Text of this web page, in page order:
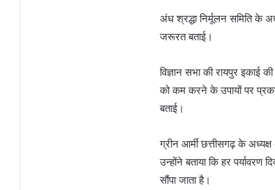
अंध श्रद्धा निर्मूलन समिति के
जरूरत बताई।
विज्ञान सभा की रायपुर
को कम करने के उपायों पर
बताई।
ग्रीन आर्मी छत्तीसगढ़ के अध्यक्ष
उन्होंने बताया कि हर
सौंपा जाता है।